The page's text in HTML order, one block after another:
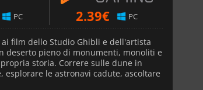
PC 2.39€ PC
film dello Studio Ghibli e dell'artista
deserto pieno di monumenti, monoliti e
storia. Correre sulle dune in
esplorare le astronavi cadute, ascoltare